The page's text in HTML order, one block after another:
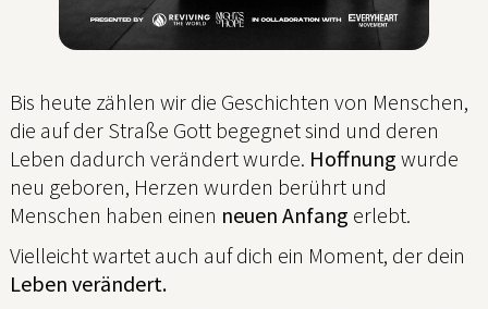
Bis heute zählen wir die Geschichten von Menschen,
die auf der Straße Gott begegnet sind und deren
Leben dadurch verändert wurde. Hoffnung wurde
neu geboren, Herzen wurden berührt und
Menschen haben einen neuen Anfang erlebt.
Vielleicht wartet auch auf dich ein Moment, der dein
Leben verändert.